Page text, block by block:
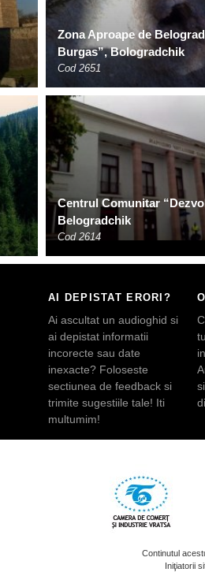
Zona Aproape de
Burgas”, Bologradchik
Cod 2651
Centrul Comunitar
Belogradchik
Cod 2614
AI DEPISTAT ERORI?
Ai ascultat un audioghid si
ai depistat informatii
incorecte sau date
inexacte? Foloseste
sectiunea de feedback si
trimite sugestiile tale! Iti
multumim!
Continutul
Iniţiatorii